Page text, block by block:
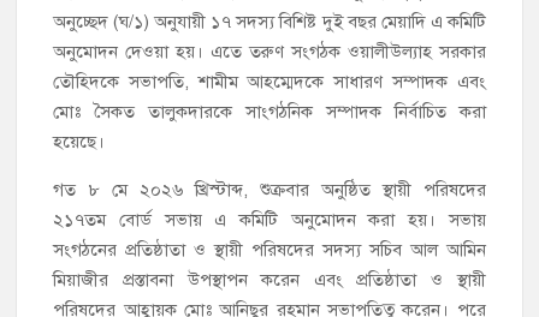
অনুচ্ছেদ (ঘ/১) অনুযায়ী ১৭ সদস্য বিশিষ্ট দুই বছর মেয়াদি এ কমিটি
অনুমোদন দেওয়া হয়। এতে তরুণ সংগঠক ওয়ালীউল্যাহ সরকার
তৌহিদকে সভাপতি, শামীম আহম্মেদকে সাধারণ সম্পাদক এবং
মোঃ সৈকত তালুকদারকে সাংগঠনিক সম্পাদক নির্বাচিত করা
হয়েছে।
গত ৮ মে ২০২৬ খ্রিস্টাব্দ, শুক্রবার অনুষ্ঠিত স্থায়ী পরিষদের
২১৭তম বোর্ড সভায় এ কমিটি অনুমোদন করা হয়। সভায়
সংগঠনের প্রতিষ্ঠাতা ও স্থায়ী পরিষদের সদস্য সচিব আল আমিন
মিয়াজীর প্রস্তাবনা উপস্থাপন করেন এবং প্রতিষ্ঠাতা ও স্থায়ী
পরিষদের আহ্বায়ক মোঃ আনিছুর রহমান সভাপতিত্ব করেন। পরে